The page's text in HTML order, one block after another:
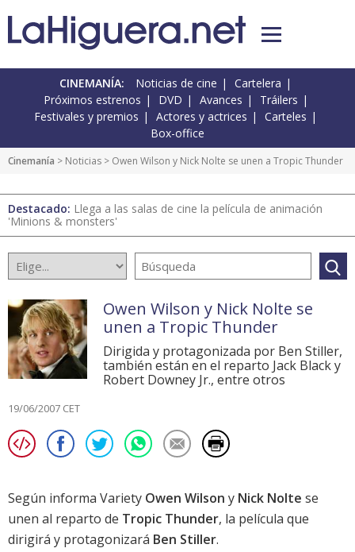
CINEMANÍA: Noticias de cine
Cartelera
Próximos estrenos
DVD Avances
Tráilers
Festivales y premios
Actores y actrices
Carteles
Box-office
Cinemanía > Noticias > Owen Wilson y Nick Nolte se unen a Tropic Thunder
Destacado: Llega a las salas de cine la película de animación
'Minions & monsters'
Owen Wilson y Nick Nolte se
unen a Tropic Thunder
Dirigida y protagonizada por Ben Stiller,
también están en el reparto Jack Black y
Robert Downey Jr., entre otros
19/06/2007 CET
Según informa Variety Owen Wilson y Nick Nolte se
unen al reparto de Tropic Thunder, la película que
dirigirá y protagonizará Ben Stiller.